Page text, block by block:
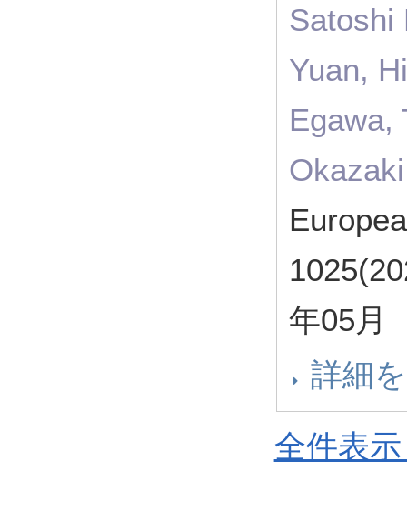
Satoshi
Yuan,
Egawa,
年05月
詳細
全件表